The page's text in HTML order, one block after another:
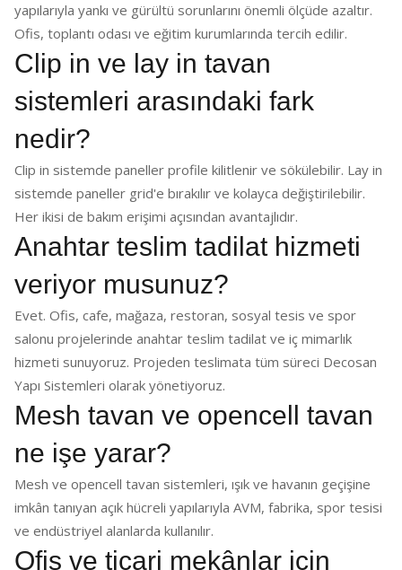
yapılarıyla yankı ve gürültü sorunlarını önemli ölçüde azaltır.
Ofis, toplantı odası ve eğitim kurumlarında tercih edilir.
Clip in ve lay in tavan
sistemleri arasındaki fark
nedir?
Clip in sistemde paneller profile kilitlenir ve sökülebilir. Lay in
sistemde paneller grid'e bırakılır ve kolayca değiştirilebilir.
Her ikisi de bakım erişimi açısından avantajlıdır.
Anahtar teslim tadilat hizmeti
veriyor musunuz?
Evet. Ofis, cafe, mağaza, restoran, sosyal tesis ve spor
salonu projelerinde anahtar teslim tadilat ve iç mimarlık
hizmeti sunuyoruz. Projeden teslimata tüm süreci Decosan
Yapı Sistemleri olarak yönetiyoruz.
Mesh tavan ve opencell tavan
ne işe yarar?
Mesh ve opencell tavan sistemleri, ışık ve havanın geçişine
imkân tanıyan açık hücreli yapılarıyla AVM, fabrika, spor tesisi
ve endüstriyel alanlarda kullanılır.
Ofis ve ticari mekânlar için